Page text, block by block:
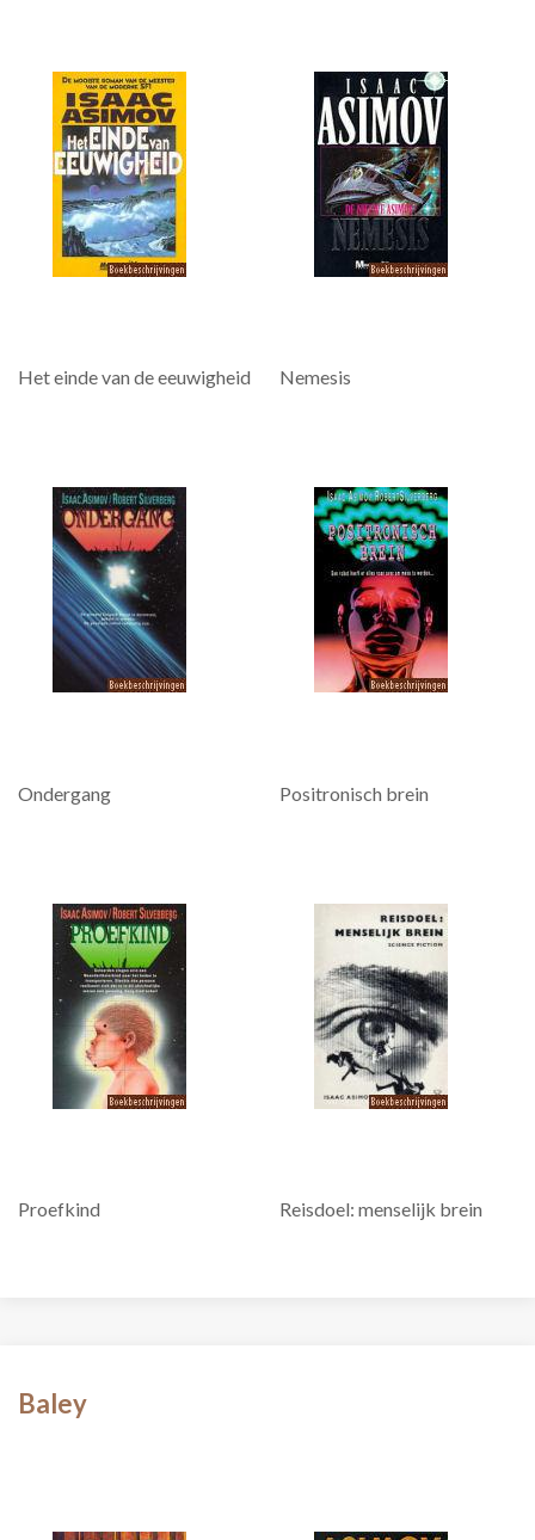
Het einde van de eeuwigheid Nemesis
Ondergang Positronisch brein
Proefkind Reisdoel: menselijk brein
Baley